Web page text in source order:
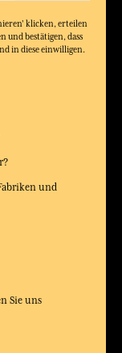
klicken, erteilen
und bestätigen, dass
in diese einwilligen.
und
Sie uns